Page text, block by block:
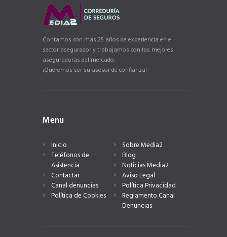
Contamos con más 25 años de experiencia en el
sector asegurador y trabajamos con las mejores
aseguradoras del mercado.
¡Queremos ser su asesor de confianza!
Menu
Inicio
Sobre Media2
Teléfonos de
Asistencia
Blog
Noticias Media2
Contactar
Aviso Legal
Canal denuncias
Política Privacidad
Política de Cookies
Reglamento Canal
Denuncias